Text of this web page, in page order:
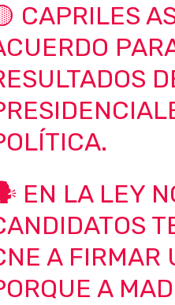
CAPRILES
EN LA LEY
A FIRMAR
A